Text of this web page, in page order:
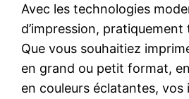
Avec les technologies
d’impression,
Que vous souhaitiez
en grand ou petit format,
en couleurs éclatantes, vos